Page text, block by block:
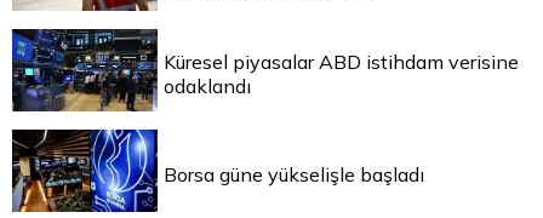
Küresel piyasalar ABD istihdam verisine
odaklandı
Borsa güne yükselişle başladı